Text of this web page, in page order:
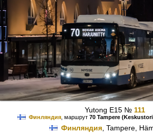
Yutong E15 № 111
Финляндия, маршрут 70 Tampere
Финляндия , Tampere,